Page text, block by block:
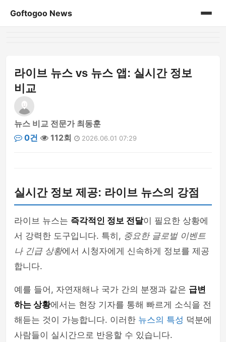
Goftogoo News
라이브 뉴스 vs 뉴스 앱: 실시간 정보
비교
뉴스 비교 전문가 최동훈
0건
112회 2026.06.01 07:29
실시간 정보 제공: 라이브 뉴스의 강점
라이브 뉴스는 즉각적인 정보 전달이 필요한 상황에
서 강력한 도구입니다. 특히, 중요한 글로벌 이벤트
나 긴급 상황에서 시청자에게 신속하게 정보를 제공
합니다.
예를 들어, 자연재해나 국가 간의 분쟁과 같은 급변
하는 상황에서는 현장 기자를 통해 빠르게 소식을 전
해듣는 것이 가능합니다. 이러한 뉴스의 특성 덕분에
사람들이 실시간으로 반응할 수 있습니다.